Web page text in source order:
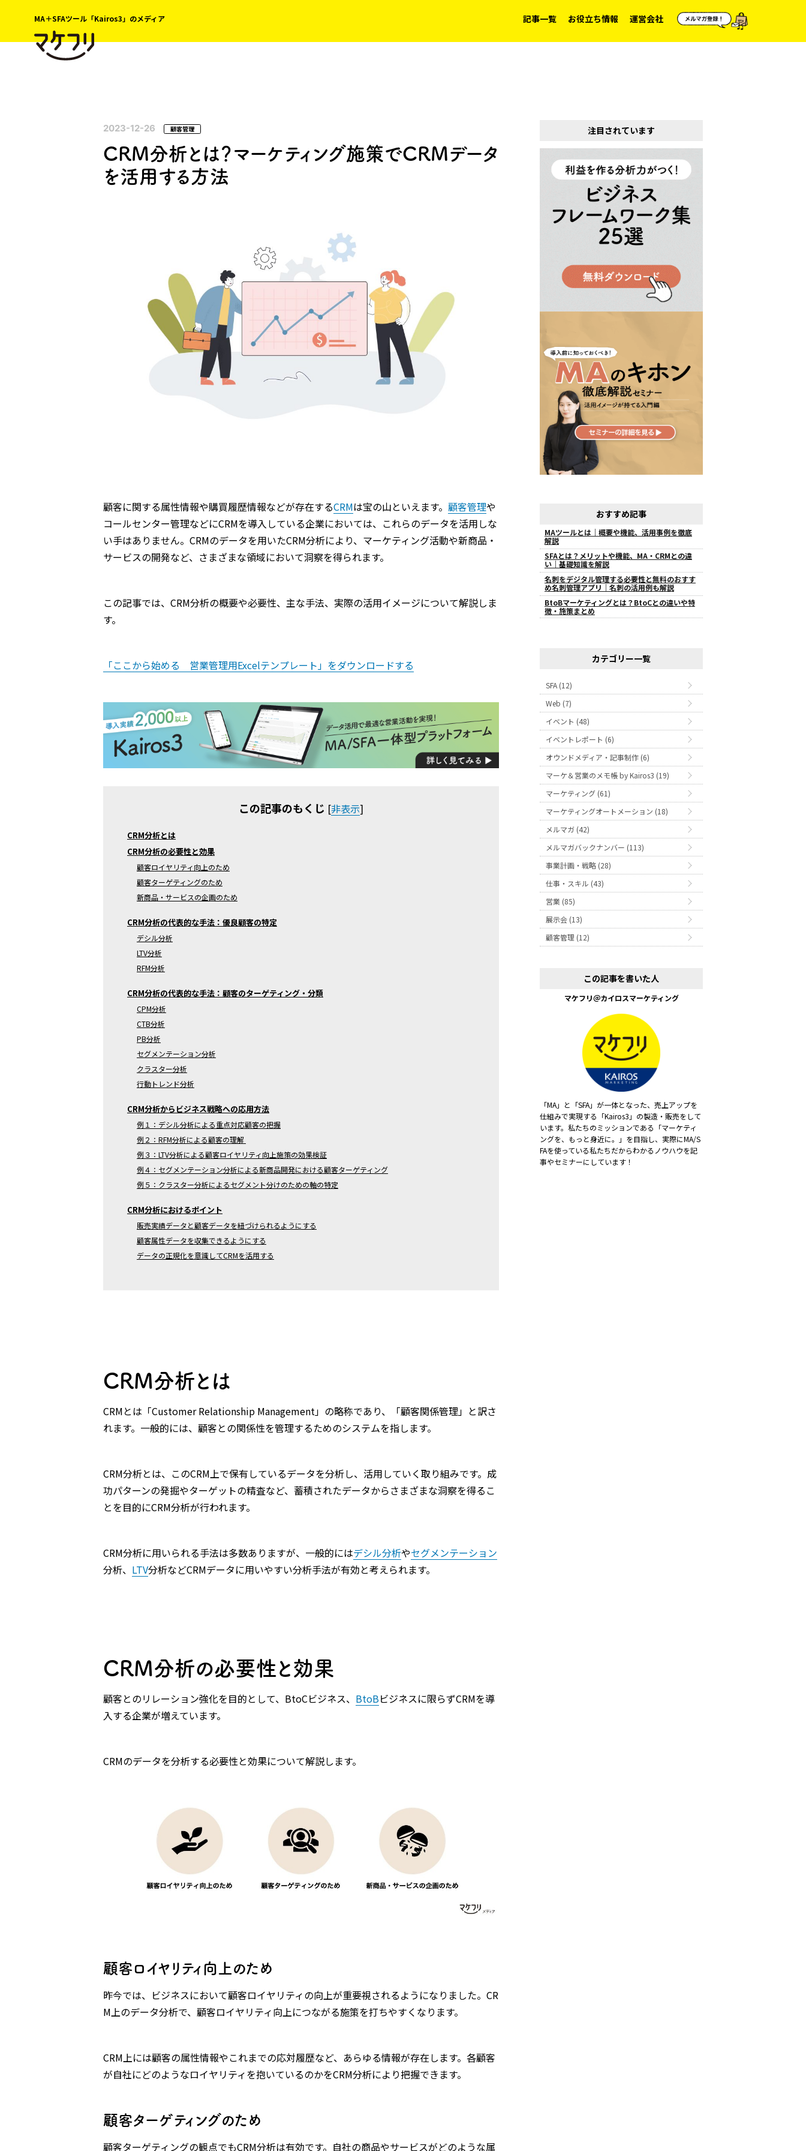
MA＋SFAツール「Kairos3」のメディア 記事一覧 お役立ち情報 運営会社
2023-12-26 顧客管理
CRM分析とは？マーケティング施策でCRMデータ
を活用する方法
顧客に関する属性情報や購買履歴情報などが存在するCRMは宝の山といえます。 顧客管理や
コールセンター管理などにCRMを導入している企業においては、これらのデータを活用しな
い手はありません。CRMのデータを用いたCRM分析により、マーケティング活動や新商品・
サービスの開発など、さまざまな領域において洞察を得られます。
この記事では、CRM分析の概要や必要性、主な手法、実際の活用イメージについて解説しま
す。
「ここから始める 営業管理用Excelテンプレート」をダウンロードする
この記事のもくじ [非表示]
CRM分析とは
CRM分析の必要性と効果
顧客ロイヤリティ向上のため
顧客ターゲティングのため
新商品・サービスの企画のため
CRM分析の代表的な手法：優良顧客の特定
デシル分析
LTV分析
RFM分析
CRM分析の代表的な手法：顧客のターゲティング・分類
CPM分析
CTB分析
PB分析
セグメンテーション分析
クラスター分析
行動トレンド分析
CRM分析からビジネス戦略への応用方法
例１：デシル分析による重点対応顧客の把握
例２：RFM分析による顧客の理解
例３：LTV分析による顧客ロイヤリティ向上施策の効果検証
例４：セグメンテーション分析による新商品開発における顧客ターゲティング
例５：クラスター分析によるセグメント分けのための軸の特定
CRM分析におけるポイント
販売実績データと顧客データを紐づけられるようにする
顧客属性データを収集できるようにする
データの正規化を意識してCRMを活用する
CRM分析とは
CRMとは「Customer Relationship Management」の略称であり、「顧客関係管理」と訳さ
れます。一般的には、顧客との関係性を管理するためのシステムを指します。
CRM分析とは、このCRM上で保有しているデータを分析し、活用していく取り組みです。成
功パターンの発掘やターゲットの精査など、蓄積されたデータからさまざまな洞察を得るこ
とを目的にCRM分析が行われます。
CRM分析に用いられる手法は多数ありますが、一般的にはデシル分析やセグメンテーション
分析、 LTV分析などCRMデータに用いやすい分析手法が有効と考えられます。
CRM分析の必要性と効果
顧客とのリレーション強化を目的として、BtoCビジネス、 BtoBビジネスに限らずCRMを導
入する企業が増えています。
CRMのデータを分析する必要性と効果について解説します。
顧客ロイヤリティ向上のため
昨今では、ビジネスにおいて顧客ロイヤリティの向上が重要視されるようになりました。CR
M上のデータ分析で、顧客ロイヤリティ向上につながる施策を打ちやすくなります。
CRM上には顧客の属性情報やこれまでの応対履歴など、あらゆる情報が存在します。各顧客
が自社にどのようなロイヤリティを抱いているのかをCRM分析により把握できます。
顧客ターゲティングのため
顧客ターゲティングの観点でもCRM分析は有効です。自社の商品やサービスがどのような属
注目されています
おすすめ記事
MAツールとは｜概要や機能、活用事例を徹底
解説
SFAとは？メリットや機能、MA・CRMとの違
い｜基礎知識を解説
名刺をデジタル管理する必要性と無料のおすす
め名刺管理アプリ｜名刺の活用例も解説
BtoBマーケティングとは？BtoCとの違いや特
徴・施策まとめ
カテゴリー一覧
SFA (12)
Web (7)
イベント (48)
イベントレポート (6)
オウンドメディア・記事制作 (6)
マーケ＆営業のメモ帳 by Kairos3 (19)
マーケティング (61)
マーケティングオートメーション (18)
メルマガ (42)
メルマガバックナンバー (113)
事業計画・戦略 (28)
仕事・スキル (43)
営業 (85)
展示会 (13)
顧客管理 (12)
この記事を書いた人
マケフリ＠カイロスマーケティング
「MA」と「SFA」が一体となった、売上アップを
仕組みで実現する「Kairos3」の製造・販売をして
います。私たちのミッションである「マーケティ
ングを、もっと身近に。」を目指し、実際にMA/S
FAを使っている私たちだからわかるノウハウを記
事やセミナーにしています！